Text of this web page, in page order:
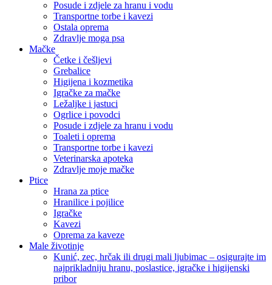
Posude i zdjele za hranu i vodu
Transportne torbe i kavezi
Ostala oprema
Zdravlje moga psa
Mačke
Četke i češljevi
Grebalice
Higijena i kozmetika
Igračke za mačke
Ležaljke i jastuci
Ogrlice i povodci
Posude i zdjele za hranu i vodu
Toaleti i oprema
Transportne torbe i kavezi
Veterinarska apoteka
Zdravlje moje mačke
Ptice
Hrana za ptice
Hranilice i pojilice
Igračke
Kavezi
Oprema za kaveze
Male životinje
Kunić, zec, hrčak ili drugi mali ljubimac – osigurajte im
najprikladniju hranu, poslastice, igračke i higijenski
pribor